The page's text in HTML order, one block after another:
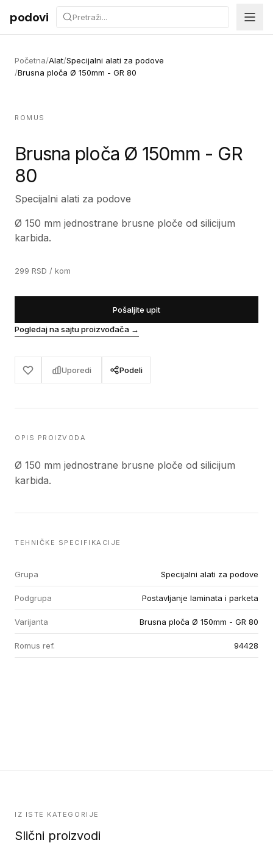
Preskoči na sadržaj
podovi
Početna/Alat/Specijalni alati za podove
/Brusna ploča Ø 150mm - GR 80
ROMUS
Brusna ploča Ø 150mm - GR
80
Specijalni alati za podove
Ø 150 mm jednostrane brusne ploče od silicijum
karbida.
299 RSD / kom
Pošaljite upit
Pogledaj na sajtu proizvođača →
Uporedi Podeli
OPIS PROIZVODA
Ø 150 mm jednostrane brusne ploče od silicijum
karbida.
TEHNIČKE SPECIFIKACIJE
Grupa Specijalni alati za podove
Podgrupa Postavljanje laminata i parketa
Varijanta Brusna ploča Ø 150mm - GR 80
Romus ref. 94428
IZ ISTE KATEGORIJE
Slični proizvodi